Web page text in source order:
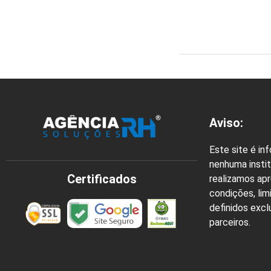
Certificados
Aviso:
Este site é
nenhuma
realizamos
condições,
definidos
parceiros.